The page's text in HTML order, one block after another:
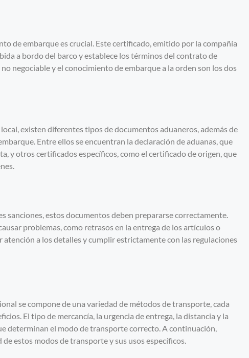
de embarque es crucial. Este certificado, emitido por la compañía
a bordo del barco y establece los términos del contrato de
negociable y el conocimiento de embarque a la orden son los dos
existen diferentes tipos de documentos aduaneros, además de
Entre ellos se encuentran la declaración de aduanas, que
y otros certificados específicos, como el certificado de origen, que
sanciones, estos documentos deben prepararse correctamente.
problemas, como retrasos en la entrega de los artículos o
atención a los detalles y cumplir estrictamente con las regulaciones
se compone de una variedad de métodos de transporte, cada
El tipo de mercancía, la urgencia de entrega, la distancia y la
determinan el modo de transporte correcto. A continuación,
estos modos de transporte y sus usos específicos.